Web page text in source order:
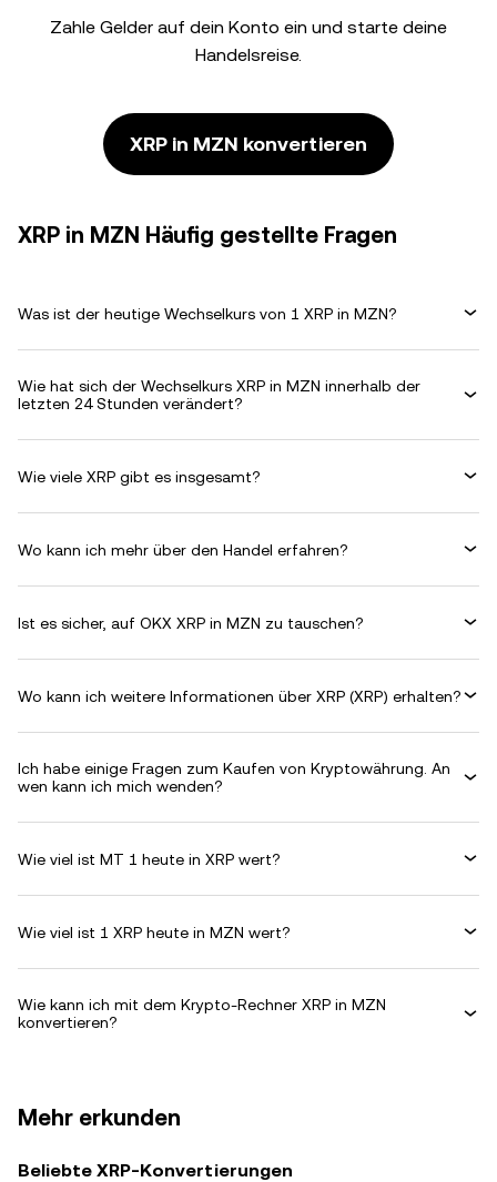
Zahle Gelder auf dein Konto ein und starte deine
Handelsreise.
XRP in MZN konvertieren
XRP in MZN Häufig gestellte Fragen
Was ist der heutige Wechselkurs von 1 XRP in MZN?
Wie hat sich der Wechselkurs XRP in MZN innerhalb der
letzten 24 Stunden verändert?
Wie viele XRP gibt es insgesamt?
Wo kann ich mehr über den Handel erfahren?
Ist es sicher, auf OKX XRP in MZN zu tauschen?
Wo kann ich weitere Informationen über XRP (XRP) erhalten?
Ich habe einige Fragen zum Kaufen von Kryptowährung. An
wen kann ich mich wenden?
Wie viel ist MT 1 heute in XRP wert?
Wie viel ist 1 XRP heute in MZN wert?
Wie kann ich mit dem Krypto-Rechner XRP in MZN
konvertieren?
Mehr erkunden
Beliebte XRP-Konvertierungen